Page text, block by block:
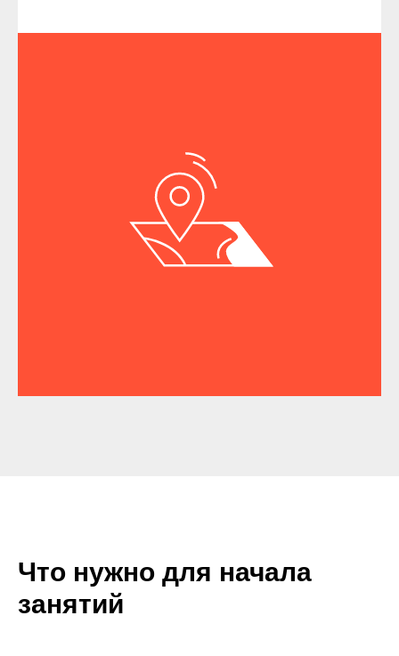
Что нужно для начала
занятий